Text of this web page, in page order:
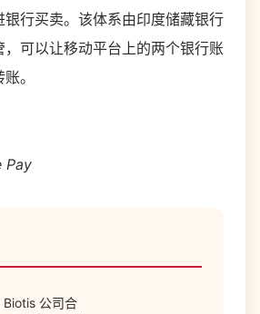
银行买卖。该体系由印度储藏银行
，可以让移动平台上的两个银行账
。
Pay
Biotis 公司合